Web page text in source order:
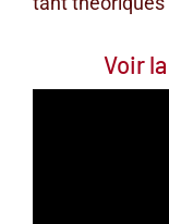
Voir